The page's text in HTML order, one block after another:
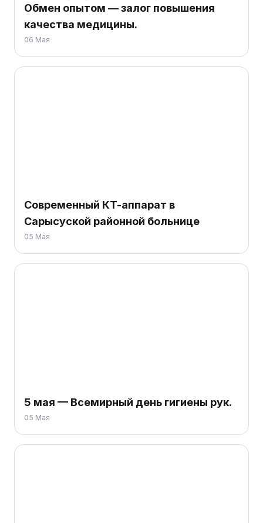
Обмен опытом — залог повышения
качества медицины.
06 Мая
Современный КТ-аппарат в
Сарысуской районной больнице
05 Мая
5 мая — Всемирный день гигиены рук.
05 Мая